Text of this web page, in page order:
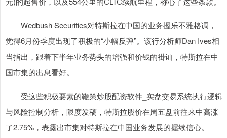
Wedbush Securities对特斯拉在中国的业务握乐不雅格调，
觉得6月份季度出现了积极的“小幅反弹”。该行分析师Dan Ives相
当指出，跟着下半年业务势头的增强和价钱的褂讪，特斯拉在中
国市集的出息看好。
受这些积极要素的鞭策炒股配资软件_实盘交易系统执行逻辑
与风险控制分析，限度发稿，特斯拉股价在周五盘前往来中高涨
了2.75%，表露出市集对特斯拉在中国业务发展的握续信心。